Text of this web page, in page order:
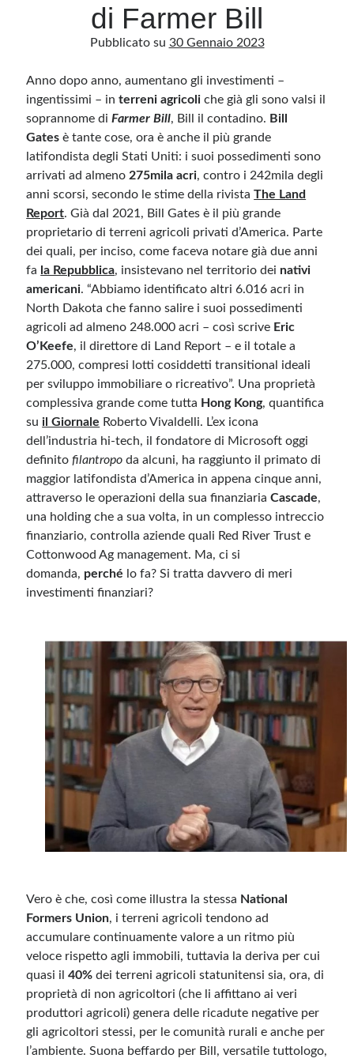
Categorie
Categorie
Questo blog non rappresenta una testata giornalistica, in quanto viene aggiornato
senza alcuna periodicità. Non può pertanto considerarsi un prodotto editoriale ai
sensi della legge n· 62 del 7.03.2001. L’autore non è responsabile di quanto
pubblicato dai lettori nei commenti ai vari post. Saranno comunque cancellati quelli
ritenuti offensivi o lesivi dell’immagine o dell’onorabilità di terzi, di genere spam,
razzisti o che contengano dati personali non conformi al rispetto delle norme sulla
privacy. Alcune immagini inserite in questo blog sono tratte da Internet e, pertanto,
diritti d’autore, vi invito a comunicarlo via e-mail a info[at]dinovalle.it e saranno
tramite link né del loro contenuto, che può essere soggetto a variazioni nel tempo.
Accedi
Feed dei contenuti
Feed dei commenti
WordPress.org
di Farmer Bill
Pubblicato su 30 Gennaio 2023
Anno dopo anno, aumentano gli investimenti –
ingentissimi – in terreni agricoli che già gli sono valsi il
soprannome di Farmer Bill, Bill il contadino. Bill
Gates è tante cose, ora è anche il più grande
latifondista degli Stati Uniti: i suoi possedimenti sono
arrivati ad almeno 275mila acri, contro i 242mila degli
anni scorsi, secondo le stime della rivista The Land
Report. Già dal 2021, Bill Gates è il più grande
proprietario di terreni agricoli privati d’America. Parte
dei quali, per inciso, come faceva notare già due anni
fa la Repubblica, insistevano nel territorio dei nativi
americani. “Abbiamo identificato altri 6.016 acri in
North Dakota che fanno salire i suoi possedimenti
agricoli ad almeno 248.000 acri – così scrive Eric
O’Keefe, il direttore di Land Report – e il totale a
275.000, compresi lotti cosiddetti transitional ideali
per sviluppo immobiliare o ricreativo”. Una proprietà
complessiva grande come tutta Hong Kong, quantifica
su il Giornale Roberto Vivaldelli. L’ex icona
dell’industria hi-tech, il fondatore di Microsoft oggi
definito filantropo da alcuni, ha raggiunto il primato di
maggior latifondista d’America in appena cinque anni,
attraverso le operazioni della sua finanziaria Cascade,
una holding che a sua volta, in un complesso intreccio
finanziario, controlla aziende quali Red River Trust e
Cottonwood Ag management. Ma, ci si
domanda, perché lo fa? Si tratta davvero di meri
investimenti finanziari?
Vero è che, così come illustra la stessa National
Formers Union, i terreni agricoli tendono ad
accumulare continuamente valore a un ritmo più
veloce rispetto agli immobili, tuttavia la deriva per cui
quasi il 40% dei terreni agricoli statunitensi sia, ora, di
proprietà di non agricoltori (che li affittano ai veri
produttori agricoli) genera delle ricadute negative per
gli agricoltori stessi, per le comunità rurali e anche per
l’ambiente. Suona beffardo per Bill, versatile tuttologo,